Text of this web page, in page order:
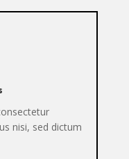
nisi, sed dictum